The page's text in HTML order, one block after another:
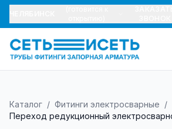
Каталог / Фитинги электросварные /
Переход редукционный